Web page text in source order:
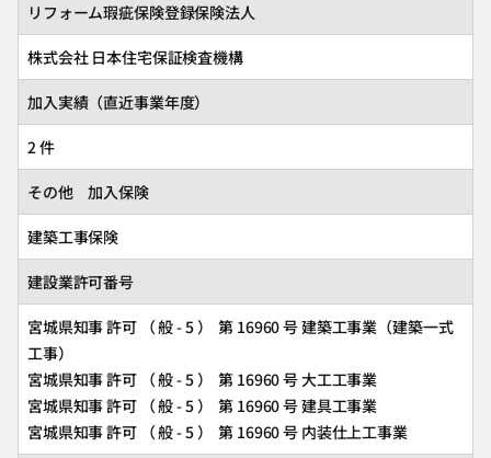
リフォーム瑕疵保険登録保険法人
株式会社 日本住宅保証検査機構
加入実績（直近事業年度）
2 件
その他 加入保険
建築工事保険
建設業許可番号
宮城県知事 許可 （ 般 - 5 ） 第 16960 号 建築工事業（建築一式
工事）
宮城県知事 許可 （ 般 - 5 ） 第 16960 号 大工工事業
宮城県知事 許可 （ 般 - 5 ） 第 16960 号 建具工事業
宮城県知事 許可 （ 般 - 5 ） 第 16960 号 内装仕上工事業